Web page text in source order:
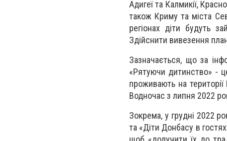
Адигеї та Калмикії,
також Криму та міста
регіонах діти будуть
Здійснити вивезення
Зазначається, що за
«Рятуючи дитинство» -
проживають на
Водночас з липня 2022
Зокрема, у грудні 2022
та «Діти Донбасу в